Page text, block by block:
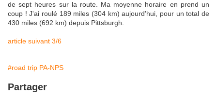
de sept heures sur la route. Ma moyenne horaire en prend un
coup ! J'ai roulé 189 miles (304 km) aujourd'hui, pour un total de
430 miles (692 km) depuis Pittsburgh.
article suivant 3/6
#road trip PA-NPS
Partager